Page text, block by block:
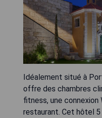
Idéalement situé à
offre des chambres
fitness, une
restaurant. Cet hôtel